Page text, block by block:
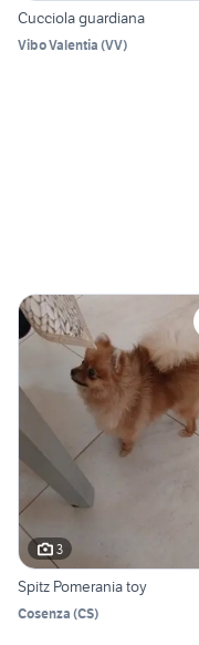
Cucciola guardiana
Vibo Valentia (VV)
3
Spitz Pomerania toy
Cosenza (CS)